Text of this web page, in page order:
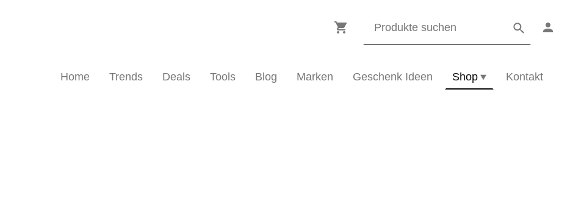
Home Trends Deals Tools Blog Marken Geschenk Ideen Shop Kontakt